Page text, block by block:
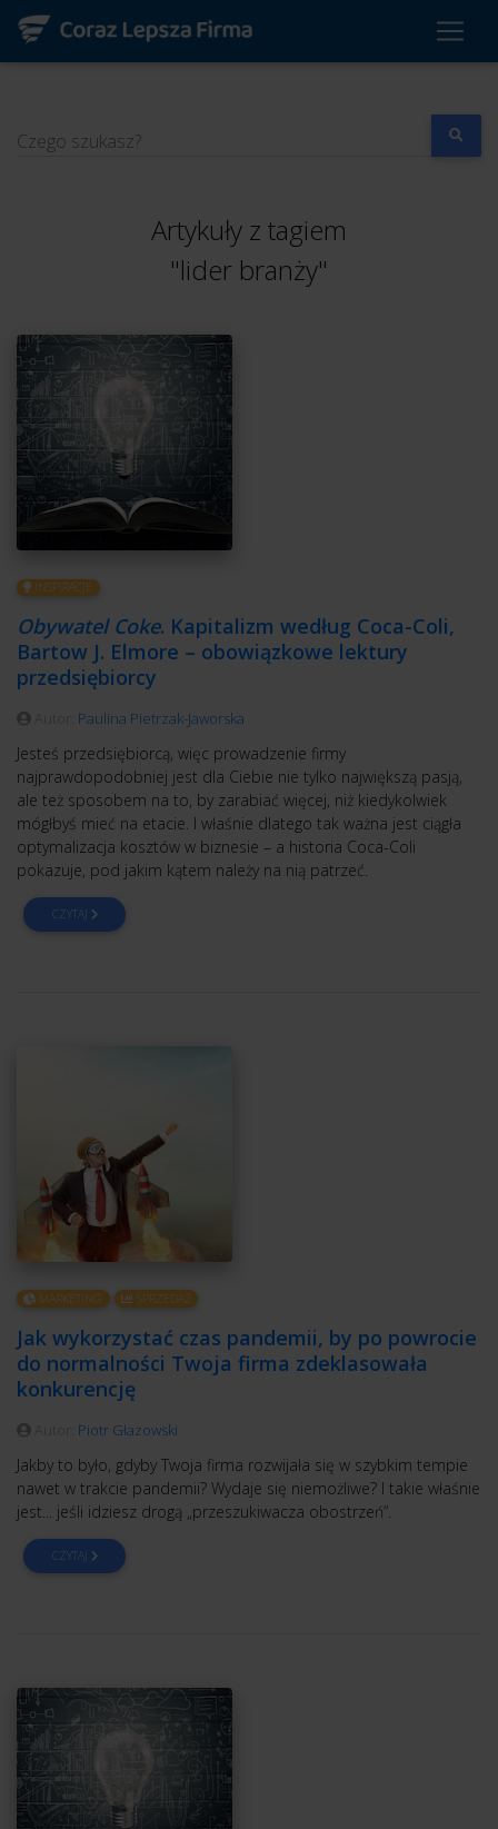
Czego szukasz?
Artykuły z tagiem
"lider branży"
INSPIRACJE
Obywatel Coke. Kapitalizm według Coca-Coli,
Bartow J. Elmore – obowiązkowe lektury
przedsiębiorcy
Paulina Pietrzak-Jaworska
Jesteś przedsiębiorcą, więc prowadzenie firmy
najprawdopodobniej jest dla Ciebie nie tylko największą pasją,
ale też sposobem na to, by zarabiać więcej, niż kiedykolwiek
mógłbyś mieć na etacie. I właśnie dlatego tak ważna jest ciągła
optymalizacja kosztów w biznesie – a historia Coca-Coli
pokazuje, pod jakim kątem należy na nią patrzeć.
CZYTAJ
MARKETING SPRZEDAŻ
Jak wykorzystać czas pandemii, by po powrocie
do normalności Twoja firma zdeklasowała
konkurencję
Piotr Głazowski
Jakby to było, gdyby Twoja firma rozwijała się w szybkim tempie
nawet w trakcie pandemii? Wydaje się niemożliwe? I takie właśnie
jest... jeśli idziesz drogą „przeszukiwacza obostrzeń”.
CZYTAJ